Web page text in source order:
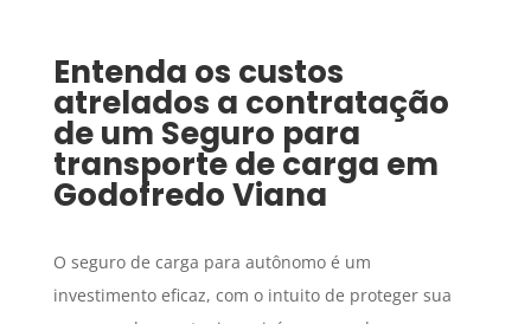
Entenda os custos
atrelados a contratação
de um Seguro para
transporte de carga em
Godofredo Viana
O seguro de carga para autônomo é um
investimento eficaz, com o intuito de proteger sua